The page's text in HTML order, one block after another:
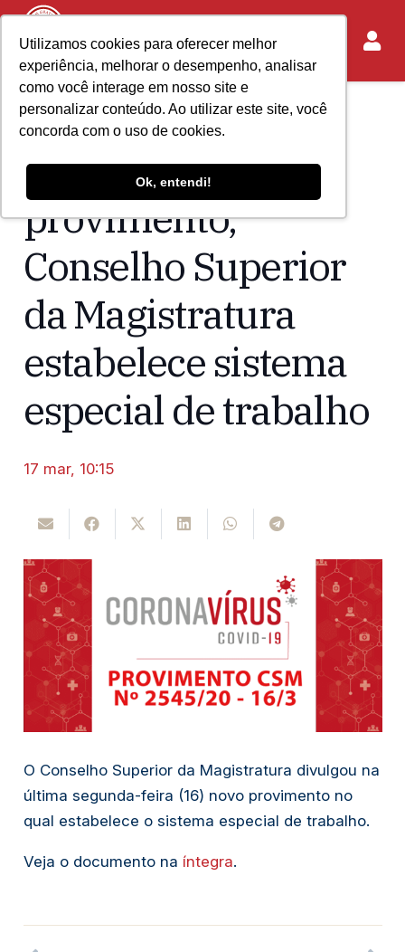
Utilizamos cookies para oferecer melhor
experiência, melhorar o desempenho, analisar
como você interage em nosso site e
personalizar conteúdo. Ao utilizar este site, você
concorda com o uso de cookies.
Ok, entendi!
Home Acontece no IASP
Em novo
provimento,
Conselho Superior
da Magistratura
estabelece sistema
especial de trabalho
17 mar, 10:15
O Conselho Superior da Magistratura divulgou na
última segunda-feira (16) novo provimento no
qual estabelece o sistema especial de trabalho.
Veja o documento na íntegra.